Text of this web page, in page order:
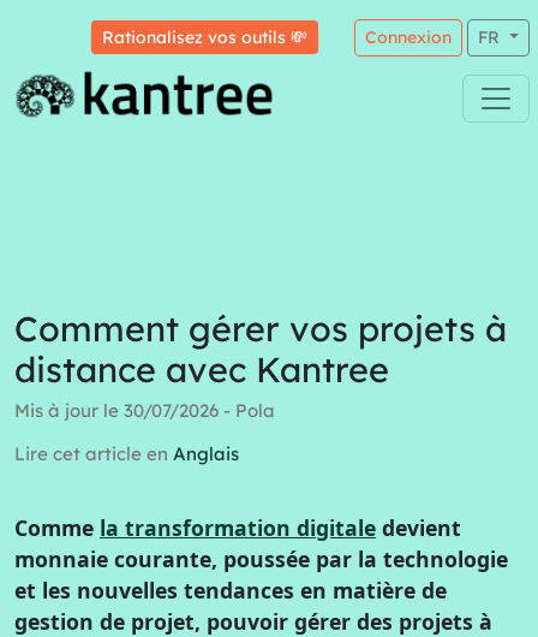
Rationalisez vos outils 💸 Connexion FR
Comment gérer vos projets à
distance avec Kantree
Mis à jour le 30/07/2026 - Pola
Lire cet article en Anglais
Comme la transformation digitale devient
monnaie courante, poussée par la technologie
et les nouvelles tendances en matière de
gestion de projet, pouvoir gérer des projets à